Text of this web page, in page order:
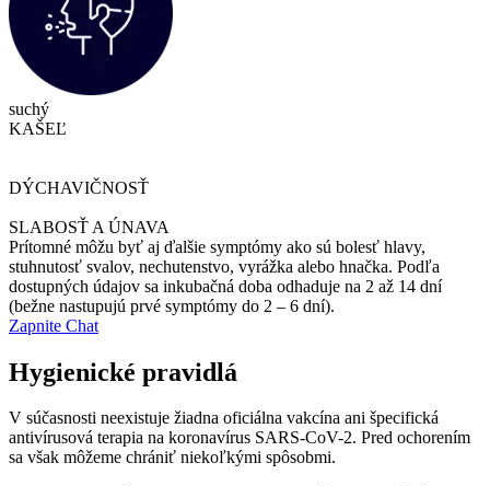
suchý
KAŠEĽ
DÝCHAVIČNOSŤ
SLABOSŤ A ÚNAVA
Prítomné môžu byť aj ďalšie symptómy ako sú bolesť hlavy,
stuhnutosť svalov, nechutenstvo, vyrážka alebo hnačka. Podľa
dostupných údajov sa inkubačná doba odhaduje na 2 až 14 dní
(bežne nastupujú prvé symptómy do 2 – 6 dní).
Zapnite Chat
Hygienické pravidlá
V súčasnosti neexistuje žiadna oficiálna vakcína ani špecifická
antivírusová terapia na koronavírus SARS-CoV-2. Pred ochorením
sa však môžeme chrániť niekoľkými spôsobmi.